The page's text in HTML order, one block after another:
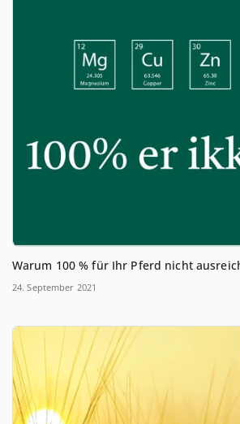
Warum 100 % für Ihr Pferd nicht
24. September 2021